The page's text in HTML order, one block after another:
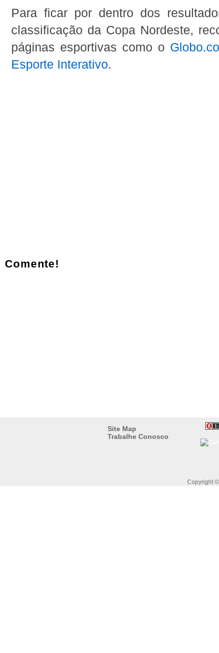
Para ficar por dentro dos
classificação da Copa Nordeste,
páginas esportivas como o
Esporte Interativo.
Comente!
Copyright
Site Map
Trabalhe Conosco